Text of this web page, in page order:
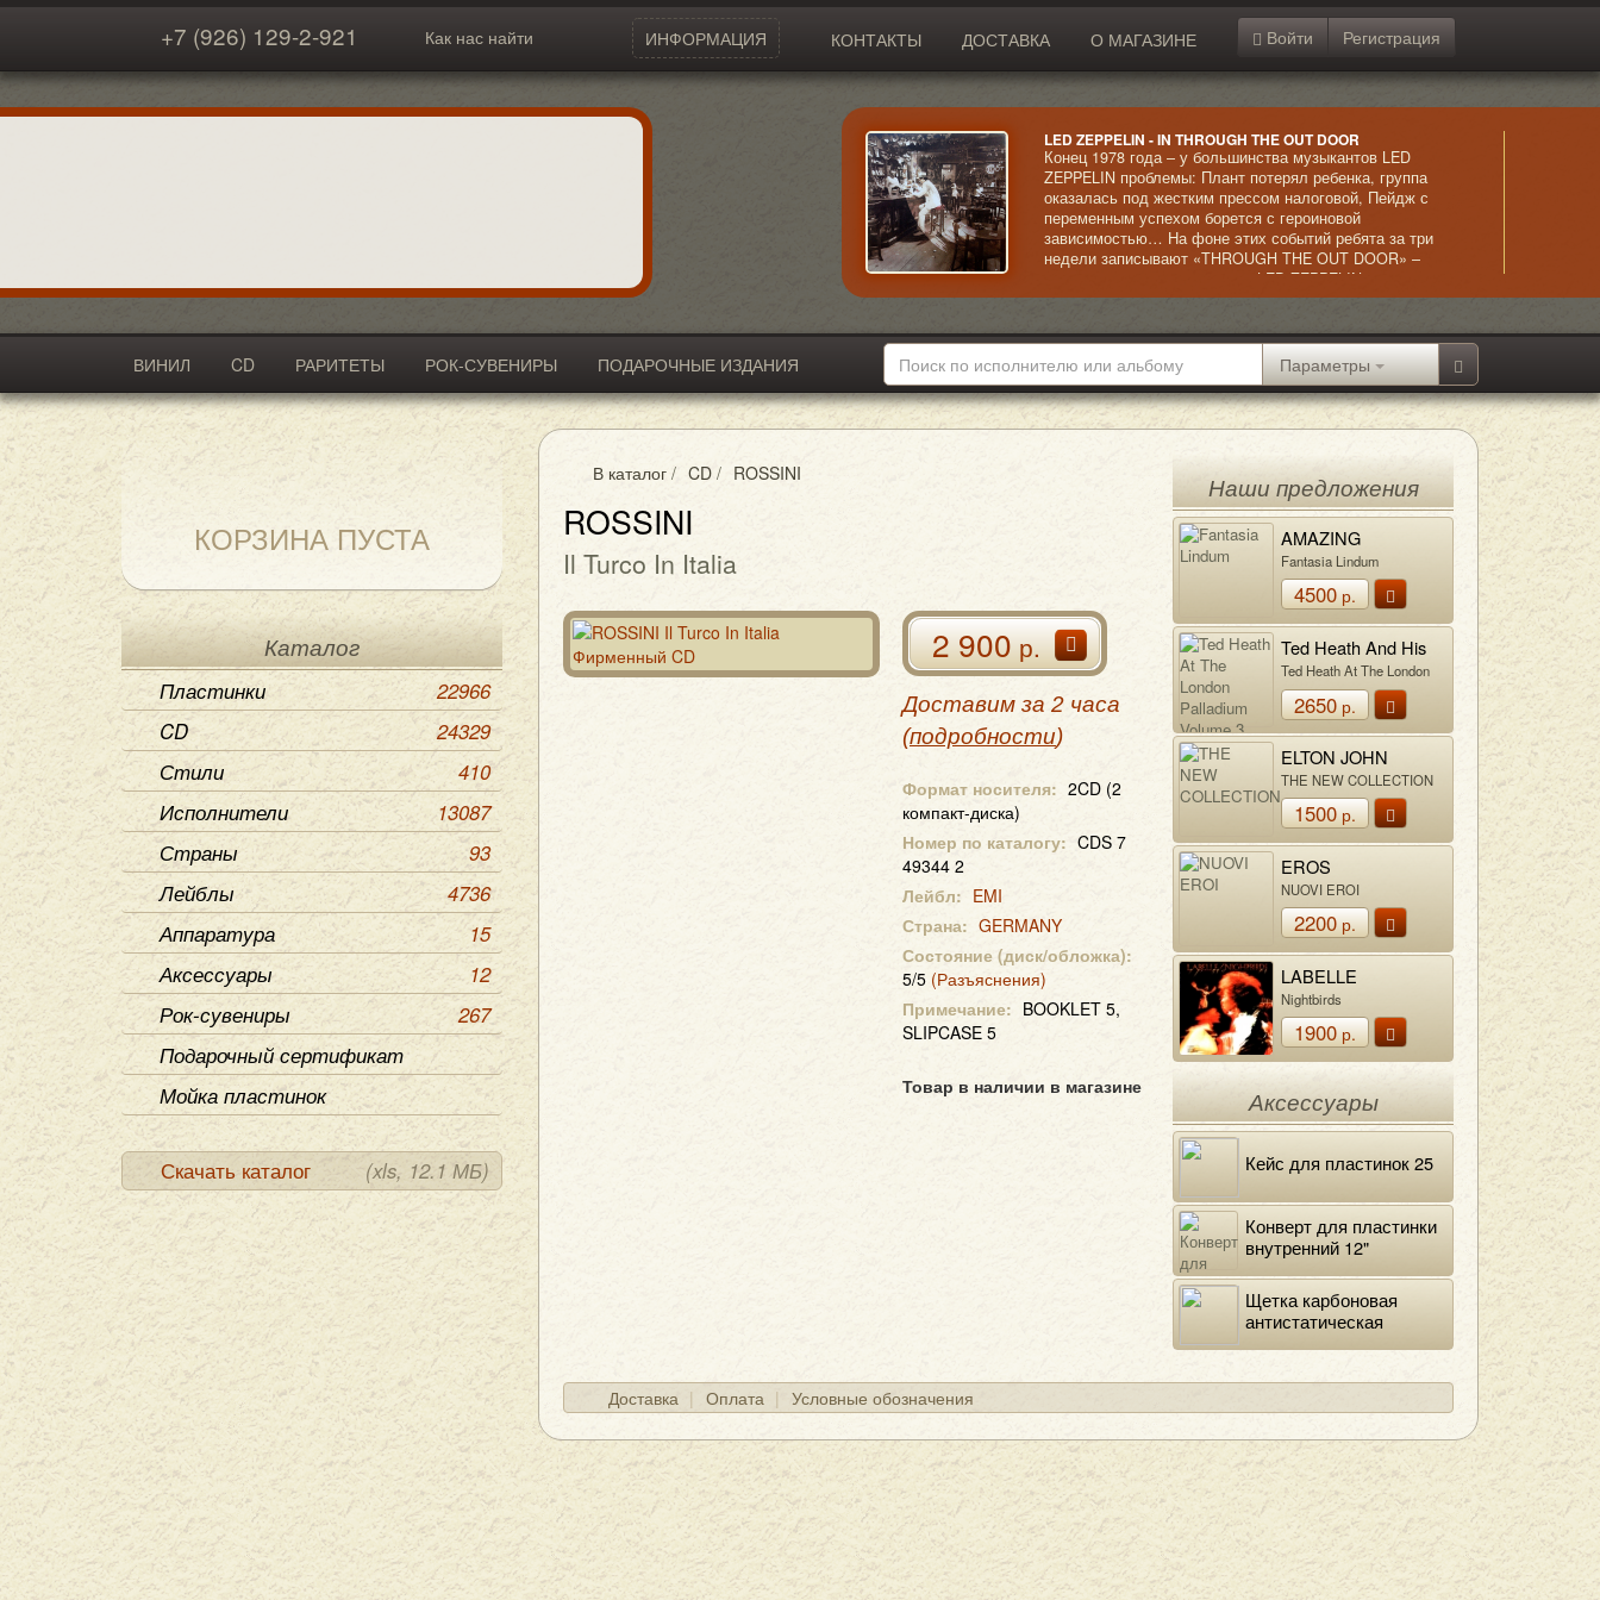
+7 (926) 129-2-921 Как нас найти ИНФОРМАЦИЯ КОНТАКТЫ ДОСТАВКА О МАГАЗИНЕ Войти Регистрация
LED ZEPPELIN - IN THROUGH THE OUT DOOR
Конец 1978 года – у большинства музыкантов LED
ZEPPELIN проблемы: Плант потерял ребенка, группа
оказалась под жестким прессом налоговой, Пейдж с
переменным успехом борется с героиновой
зависимостью… На фоне этих событий ребята за три
недели записывают «THROUGH THE OUT DOOR» –
альбом, благодаря которому LED ZEPPELIN ставит
собственный рекорд , выйдя на первые места в Billboard
запись с Джоном Бонэмом, погибшим в 1980 году.
ВИНИЛ CD РАРИТЕТЫ РОК-СУВЕНИРЫ
ПОДАРОЧНЫЕ ИЗДАНИЯ
АКСЕССУАРЫ
Параметры
КОРЗИНА ПУСТА
Каталог
Пластинки
22966
CD
24329
Стили
410
Исполнители
13087
Страны
93
Лейблы
4736
Аппаратура
15
Аксессуары
12
Рок-сувениры
267
Подарочный сертификат
Мойка пластинок
Скачать каталог (xls, 12.1 МБ)
В каталог / CD / ROSSINI
ROSSINI
Il Turco In Italia
2 900р.
Доставим за 2 часа
(подробности)
Формат носителя: 2CD (2
компакт-диска)
Номер по каталогу: CDS 7
49344 2
Лейбл: EMI
Страна: GERMANY
Состояние (диск/обложка):
5/5 (Разъяснения)
Примечание: BOOKLET 5,
SLIPCASE 5
Товар в наличии в магазине
Наши предложения
AMAZING
BLONDEL
Fantasia Lindum
4500р.
Ted Heath And His
Music
Ted Heath At The London
Palladium Volume 3
2650р.
ELTON JOHN
THE NEW COLLECTION
1500р.
EROS
RAMAZZOTTI
NUOVI EROI
2200р.
LABELLE
Nightbirds
1900р.
Аксессуары
Кейс для пластинок 25
Конверт для пластинки
внутренний 12"
Щетка карбоновая
антистатическая
Доставка Оплата Условные обозначения